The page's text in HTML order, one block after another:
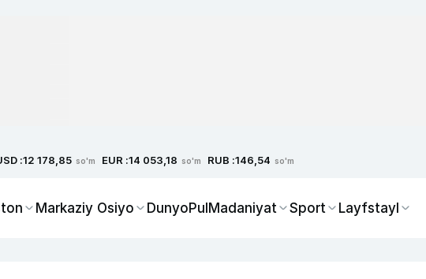
:12 178,85 so'm EUR :14 053,18 so'm RUB :146,54 so'm
Markaziy Osiyo DunyoPulMadaniyat Sport Layfstayl